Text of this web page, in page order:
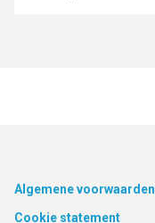
Footer
Algemene voorwaarden
Cookie statement